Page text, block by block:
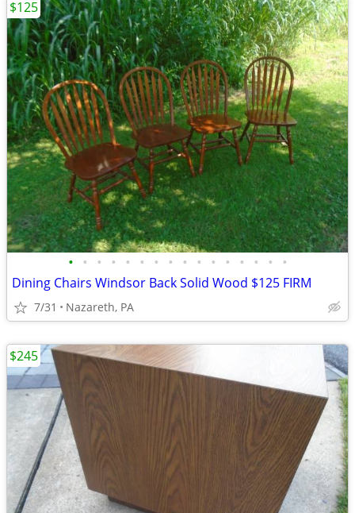
• • • • • • • • • • • • • • • •
Dining Chairs Windsor Back Solid Wood $125 FIRM
7/31 Nazareth, PA
$125
$245